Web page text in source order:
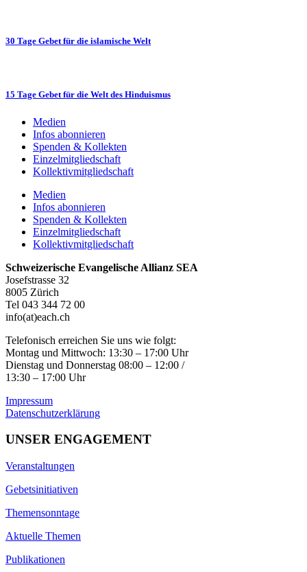
30 Tage Gebet für die islamische Welt
15 Tage Gebet für die Welt des Hinduismus
Medien
Infos abonnieren
Spenden & Kollekten
Einzelmitgliedschaft
Kollektivmitgliedschaft
Medien
Infos abonnieren
Spenden & Kollekten
Einzelmitgliedschaft
Kollektivmitgliedschaft
Schweizerische Evangelische Allianz SEA
Josefstrasse 32
8005 Zürich
Tel 043 344 72 00
info(at)each.ch
Telefonisch erreichen Sie uns wie folgt:
Montag und Mittwoch: 13:30 – 17:00 Uhr
Dienstag und Donnerstag 08:00 – 12:00 /
13:30 – 17:00 Uhr
Impressum
Datenschutzerklärung
UNSER ENGAGEMENT
Veranstaltungen
Gebetsinitiativen
Themensonntage
Aktuelle Themen
Publikationen